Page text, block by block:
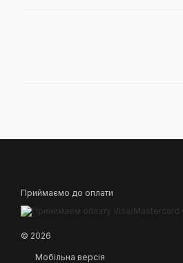
Приймаємо до оплати
© 2026
Мобільна версія